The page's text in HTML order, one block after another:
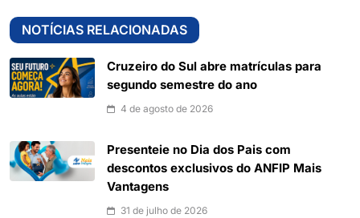
NOTÍCIAS RELACIONADAS
Cruzeiro do Sul abre matrículas para
segundo semestre do ano
4 de agosto de 2026
Presenteie no Dia dos Pais com
descontos exclusivos do ANFIP Mais
Vantagens
31 de julho de 2026